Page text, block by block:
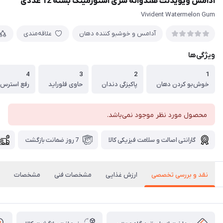
Vivident Watermelon Gum
آدامس و خوشبو کننده دهان علاقه‌مندی
ویژگی‌ها
1
خوش‌بو کردن دهان
2
پاکیزگی دندان
3
حاوی فلوراید
4
رفع استرس
محصول مورد نظر موجود نمی‌باشد.
گارانتی اصالت و سلامت فیزیکی کالا 7 روز ضمانت بازگشت
نقد و بررسی تخصصی ارزش غذایی مشخصات فنی مشخصات